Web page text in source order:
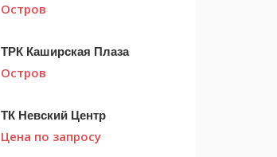
Остров
ТРК Каширская Плаза
Остров
ТК Невский Центр
Цена по запросу